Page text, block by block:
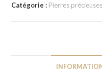
Catégorie : Pierres